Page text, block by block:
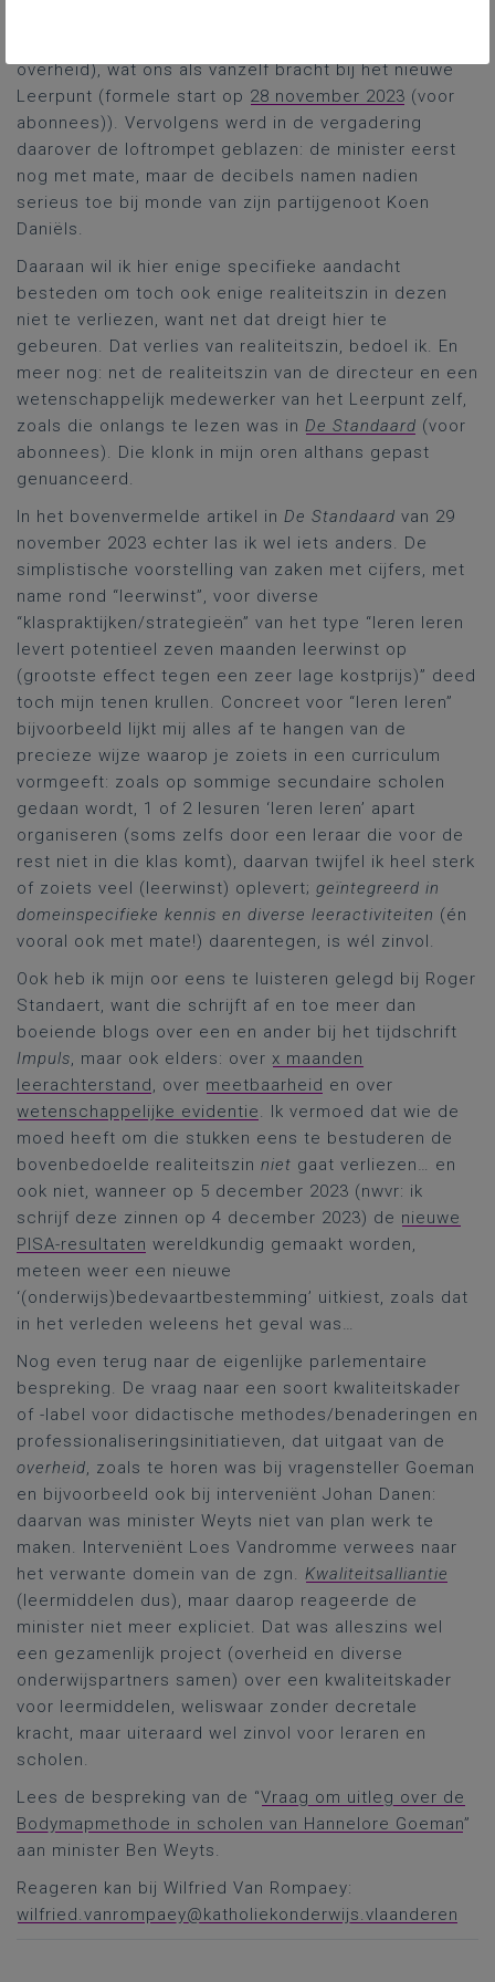
overheid), wat ons als vanzelf bracht bij het nieuwe
Leerpunt (formele start op 28 november 2023 (voor
abonnees)). Vervolgens werd in de vergadering
daarover de loftrompet geblazen: de minister eerst
nog met mate, maar de decibels namen nadien
serieus toe bij monde van zijn partijgenoot Koen
Daniëls.
Daaraan wil ik hier enige specifieke aandacht
besteden om toch ook enige realiteitszin in dezen
niet te verliezen, want net dat dreigt hier te
gebeuren. Dat verlies van realiteitszin, bedoel ik. En
meer nog: net de realiteitszin van de directeur en een
wetenschappelijk medewerker van het Leerpunt zelf,
zoals die onlangs te lezen was in De Standaard (voor
abonnees). Die klonk in mijn oren althans gepast
genuanceerd.
In het bovenvermelde artikel in De Standaard van 29
november 2023 echter las ik wel iets anders. De
simplistische voorstelling van zaken met cijfers, met
name rond “leerwinst”, voor diverse
“klaspraktijken/strategieën” van het type “leren leren
levert potentieel zeven maanden leerwinst op
(grootste effect tegen een zeer lage kostprijs)” deed
toch mijn tenen krullen. Concreet voor “leren leren”
bijvoorbeeld lijkt mij alles af te hangen van de
precieze wijze waarop je zoiets in een curriculum
vormgeeft: zoals op sommige secundaire scholen
gedaan wordt, 1 of 2 lesuren ‘leren leren’ apart
organiseren (soms zelfs door een leraar die voor de
rest niet in die klas komt), daarvan twijfel ik heel sterk
of zoiets veel (leerwinst) oplevert; geïntegreerd in
domeinspecifieke kennis en diverse leeractiviteiten (én
vooral ook met mate!) daarentegen, is wél zinvol.
Ook heb ik mijn oor eens te luisteren gelegd bij Roger
Standaert, want die schrijft af en toe meer dan
boeiende blogs over een en ander bij het tijdschrift
Impuls, maar ook elders: over x maanden
leerachterstand, over meetbaarheid en over
wetenschappelijke evidentie. Ik vermoed dat wie de
moed heeft om die stukken eens te bestuderen de
bovenbedoelde realiteitszin niet gaat verliezen… en
ook niet, wanneer op 5 december 2023 (nwvr: ik
schrijf deze zinnen op 4 december 2023) de nieuwe
PISA-resultaten wereldkundig gemaakt worden,
meteen weer een nieuwe
‘(onderwijs)bedevaartbestemming’ uitkiest, zoals dat
in het verleden weleens het geval was…
Nog even terug naar de eigenlijke parlementaire
bespreking. De vraag naar een soort kwaliteitskader
of -label voor didactische methodes/benaderingen en
professionaliseringsinitiatieven, dat uitgaat van de
overheid, zoals te horen was bij vragensteller Goeman
en bijvoorbeeld ook bij interveniënt Johan Danen:
daarvan was minister Weyts niet van plan werk te
maken. Interveniënt Loes Vandromme verwees naar
het verwante domein van de zgn. Kwaliteitsalliantie
(leermiddelen dus), maar daarop reageerde de
minister niet meer expliciet. Dat was alleszins wel
een gezamenlijk project (overheid en diverse
onderwijspartners samen) over een kwaliteitskader
voor leermiddelen, weliswaar zonder decretale
kracht, maar uiteraard wel zinvol voor leraren en
scholen.
Lees de bespreking van de “Vraag om uitleg over de
Bodymapmethode in scholen van Hannelore Goeman”
aan minister Ben Weyts.
Reageren kan bij Wilfried Van Rompaey:
wilfried.vanrompaey@katholiekonderwijs.vlaanderen